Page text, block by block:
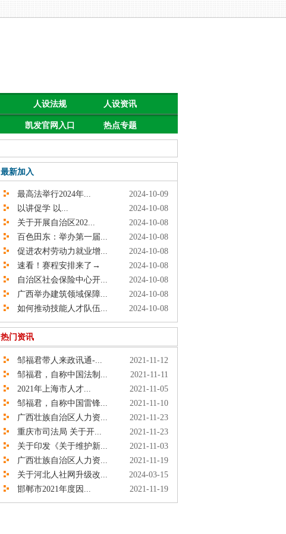
人设法规 人设资讯
凯发官网入口 热点专题
最新加入
最高法举行2024年...
2024-10-09
以讲促学 以...
2024-10-08
关于开展自治区202...
2024-10-08
百色田东：举办第一届...
2024-10-08
促进农村劳动力就业增...
2024-10-08
速看！赛程安排来了→
2024-10-08
自治区社会保险中心开...
2024-10-08
广西举办建筑领域保障...
2024-10-08
如何推动技能人才队伍...
2024-10-08
热门资讯
邹福君带人来政讯通-...
2021-11-12
邹福君，自称中国法制...
2021-11-11
2021年上海市人才...
2021-11-05
邹福君，自称中国雷锋...
2021-11-10
广西壮族自治区人力资...
2021-11-23
重庆市司法局 关于开...
2021-11-23
关于印发《关于维护新...
2021-11-03
广西壮族自治区人力资...
2021-11-19
关于河北人社网升级改...
2024-03-15
邯郸市2021年度因...
2021-11-19